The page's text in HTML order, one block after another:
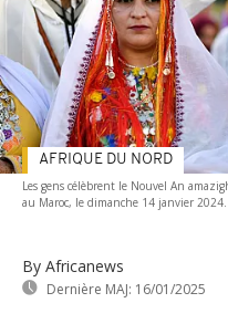
Les gens célèbrent le Nouvel An
au Maroc, le dimanche 14 janvier 2024.
By Africanews
Dernière MAJ: 16/01/2025
AFRIQUE DU NORD